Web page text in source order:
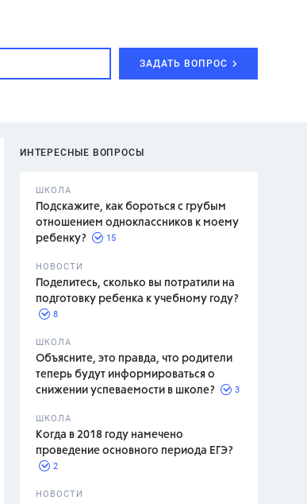
ЗАДАТЬ ВОПРОС
ИНТЕРЕСНЫЕ ВОПРОСЫ
ШКОЛА
Подскажите, как бороться с грубым
отношением одноклассников к моему
ребенку?
15
НОВОСТИ
Поделитесь, сколько вы потратили на
подготовку ребенка к учебному году?
8
ШКОЛА
Объясните, это правда, что родители
теперь будут информироваться о
снижении успеваемости в школе?
3
ШКОЛА
Когда в 2018 году намечено
проведение основного периода ЕГЭ?
2
НОВОСТИ